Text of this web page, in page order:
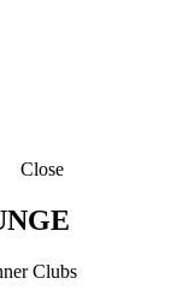
Close
Clubs